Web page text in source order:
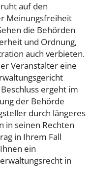
auf den
Meinungsfreiheit
die Behörden
und Ordnung,
auch verbieten.
Veranstalter eine
ergeht im
der Behörde
durch längeres
in seinen Rechten
in Ihrem Fall
ein
in